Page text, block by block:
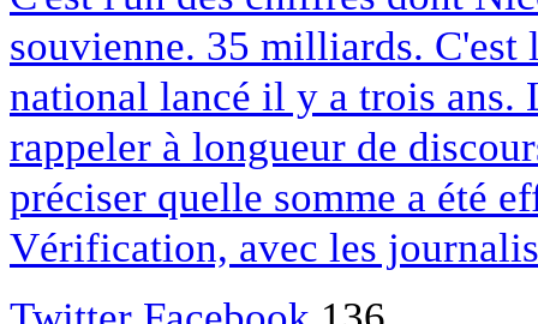
souvienne. 35 milliards. C'est
national lancé il y a trois ans.
rappeler à longueur de
préciser quelle somme a été
Vérification, avec les